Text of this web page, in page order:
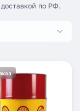
по РФ.